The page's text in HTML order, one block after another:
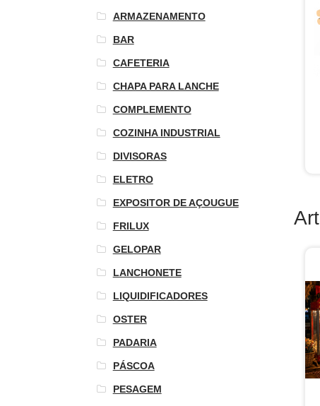
ARMAZENAMENTO
BAR
CAFETERIA
CHAPA PARA LANCHE
COMPLEMENTO
COZINHA INDUSTRIAL
DIVISORAS
ELETRO
EXPOSITOR DE AÇOUGUE
FRILUX
GELOPAR
LANCHONETE
LIQUIDIFICADORES
OSTER
PADARIA
PÁSCOA
PESAGEM